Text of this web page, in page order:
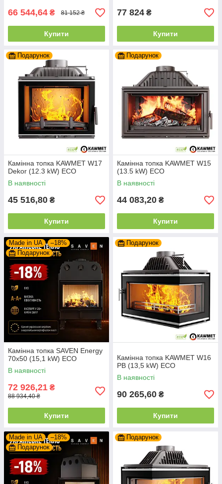
66 544,64 ₴ 81 152 ₴
Купити
77 824 ₴
Купити
Подарунок
Камінна топка KAWMET W17
Dekor (12.3 kW) EСO
В наявності
45 516,80 ₴
Купити
Подарунок
Камінна топка KAWMET W15
(13.5 kW) ECO
В наявності
44 083,20 ₴
Купити
Made in UA
–18%
Подарунок
Камінна топка SAVEN Energy
70х50 (15,1 kW) ECO
В наявності
72 926,21 ₴
88 934,40 ₴
Купити
Подарунок
Камінна топка KAWMET W16
PB (13,5 kW) ECO
В наявності
90 265,60 ₴
Купити
Made in UA
–18%
Подарунок
Подарунок